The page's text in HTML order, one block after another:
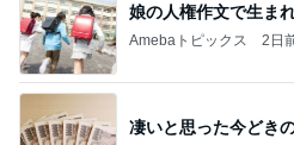
娘の人権作文で生ま
Amebaトピックス 2日
凄いと思った今どき